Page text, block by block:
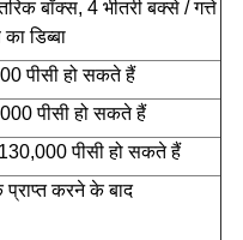
बॉक्स, 4 भीतरी बक्से / गत्ते
डिब्बा
पीसी हो सकते हैं
पीसी हो सकते हैं
पीसी हो सकते हैं
करने के बाद